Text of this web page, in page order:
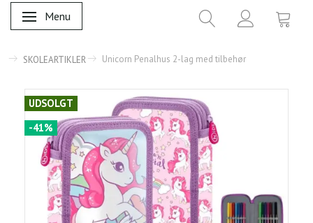
Skifte navigation
Menu
SKOLEARTIKLER Unicorn Penalhus 2-lag med tilbehør
UDSOLGT
-41%